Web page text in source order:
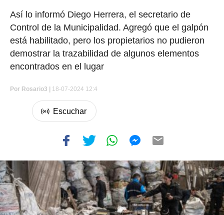
Así lo informó Diego Herrera, el secretario de
Control de la Municipalidad. Agregó que el galpón
está habilitado, pero los propietarios no pudieron
demostrar la trazabilidad de algunos elementos
encontrados en el lugar
Por Rosario3 | 18-07-2024 12:4